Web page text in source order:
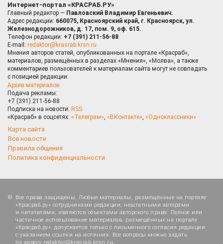
Интернет-портал «КРАСРАБ.РУ»
Главный редактор — Павловский Владимир Евгеньевич.
Адрес редакции: 660075, Красноярский край, г. Красноярск, ул.
Железнодорожников, д. 17, пом. 9, оф. 615.
Телефон редакции: +7 (391) 211-56-88
E-mail: redaktor@krasrab.krsn.ru
Мнения авторов статей, опубликованных на портале «Красраб»,
материалов, размещённых в разделах «Мнения», «Молва», а также
комментариев пользователей к материалам сайта могут не совпадать
с позицией редакции.
Архив материалов
Подача рекламы:
+7 (391) 211-56-88
Подписка на новости: RSS
«Красраб» в соцсетях: «Телеграм», «ВКонтакте», «Одноклассники»
Карта сайта
Все новости
Правила общения
Политика конфиденциальности
Все права защищены. Любые материалы, размещённые на портале
«Красраб.ру» сотрудниками редакции, нештатными авторами
и читателями, являются объектами авторского права. Полное или
частичное использование материалов, размещённых на портале
«Красраб.ру», допускается только с письменного согласия редакции
с указанием ссылки на источник. Все вопросы можно задать
по адресу redaktor@krasrab.krsn.ru.